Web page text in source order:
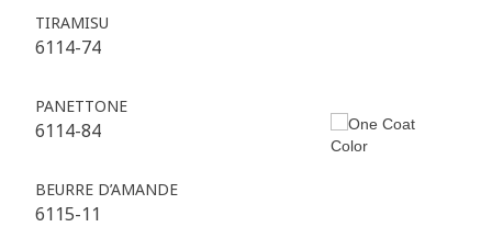
TIRAMISU
6114-74
PANETTONE
6114-84
BEURRE D’AMANDE
6115-11